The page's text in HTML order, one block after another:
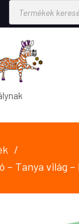
– Tanya világ –